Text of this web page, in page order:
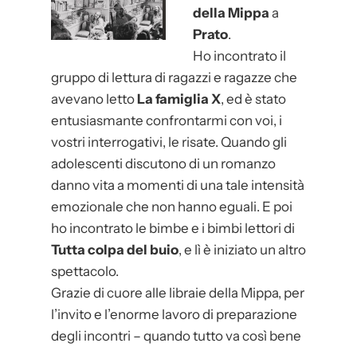
r
A
e
r
della Mippa a
Prato.
Ho incontrato il
gruppo di lettura di ragazzi e ragazze che
avevano lettoLa famiglia X, ed è stato
entusiasmante confrontarmi con voi, i
vostri interrogativi, le risate. Quando gli
adolescenti discutono di un romanzo
danno vita a momenti di una tale intensità
emozionale che non hanno eguali. E poi
ho incontrato le bimbe e i bimbi lettori di
Tutta colpa del buio, e lì è iniziato un altro
spettacolo.
Grazie di cuore alle libraie della Mippa, per
l’invito e l’enorme lavoro di preparazione
degli incontri – quando tutto va così bene